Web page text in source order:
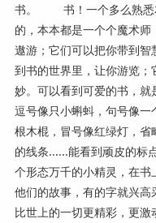
书。 书！一个多么熟悉
的，本本都是一个个魔术
遨游；它们可以把你带到
到书的世界里，让你游览
妙。可以看到可爱的书，
逗号像只小蝌蚪，句号像
根木棍，冒号像红绿灯，
的线条......能看到顽皮的
个形态万千的小精灵，在
他们的故事，有的字就兴
比世上的一切更精彩，更